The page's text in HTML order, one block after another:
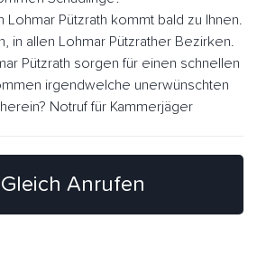
Lohmar Pützrath kommt bald zu Ihnen.
in allen Lohmar Pützrather Bezirken.
Pützrath sorgen für einen schnellen
irgendwelche unerwünschten
Notruf für Kammerjäger
Gleich Anrufen